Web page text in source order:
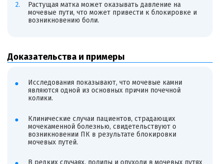
Растущая матка может оказывать давление на
мочевые пути, что может привести к блокировке и
возникновению боли.
Доказательства и примеры
Исследования показывают, что мочевые камни
являются одной из основных причин почечной
колики.
Клинические случаи пациентов, страдающих
мочекаменной болезнью, свидетельствуют о
возникновении ПК в результате блокировки
мочевых путей.